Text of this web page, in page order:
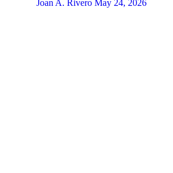
Joan A. Rivero May 24, 2026